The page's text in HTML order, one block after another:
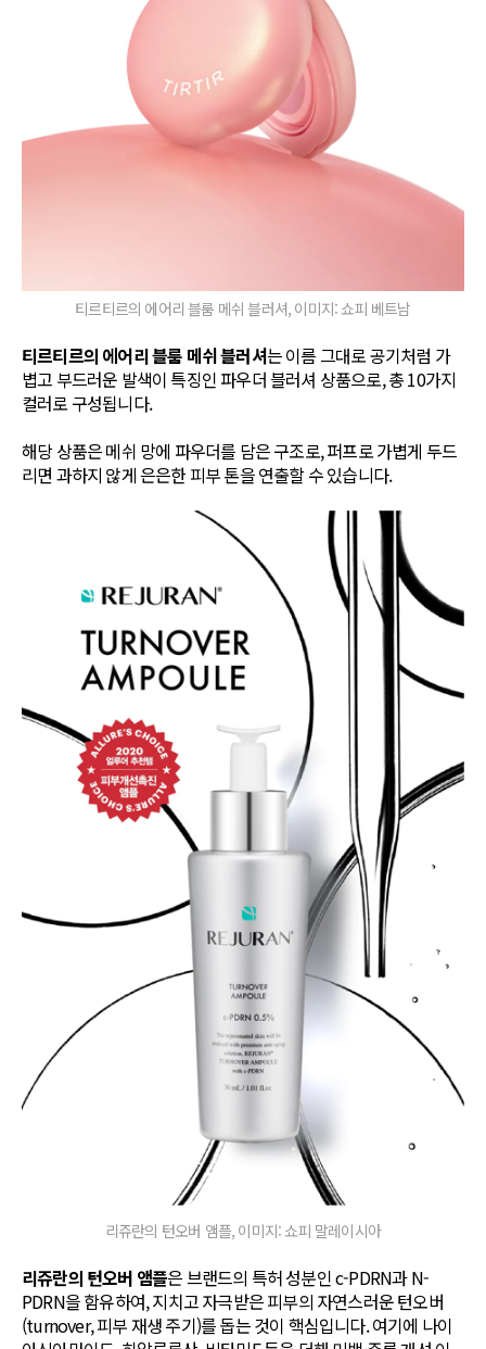
티르티르의 에어리 블룸 메쉬 블러셔, 이미지: 쇼피 베트남
티르티르의 에어리 블룸 메쉬 블러셔는 이름 그대로 공기처럼 가
볍고 부드러운 발색이 특징인 파우더 블러셔 상품으로, 총 10가지
컬러로 구성됩니다.
해당 상품은 메쉬 망에 파우더를 담은 구조로, 퍼프로 가볍게 두드
리면 과하지 않게 은은한 피부 톤을 연출할 수 있습니다.
리쥬란의 턴오버 앰플, 이미지: 쇼피 말레이시아
리쥬란의 턴오버 앰플은 브랜드의 특허 성분인 c-PDRN과 N-
PDRN을 함유하여, 지치고 자극받은 피부의 자연스러운 턴오버
(turnover, 피부 재생 주기)를 돕는 것이 핵심입니다. 여기에 나이